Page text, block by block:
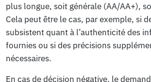
plus longue, soit générale (AA/AA+),
Cela peut être le cas, par exemple, si
subsistent quant à l’authenticité des
fournies ou si des précisions
nécessaires.
En cas de décision négative, le